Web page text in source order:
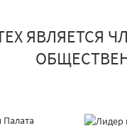
ЯВЛЯЕТСЯ